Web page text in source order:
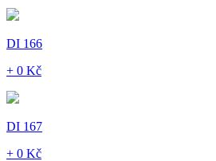
DI 166
+ 0 Kč
DI 167
+ 0 Kč